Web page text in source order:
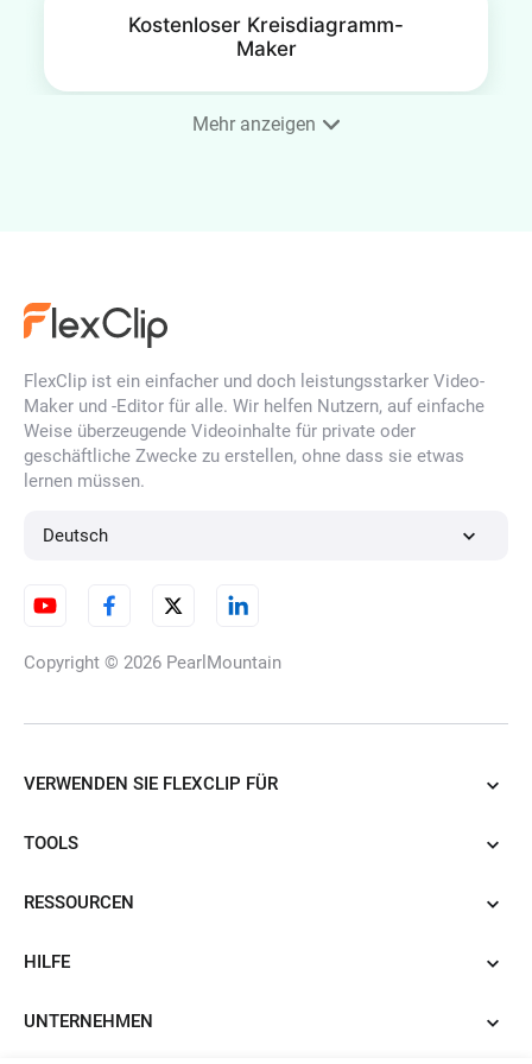
Kostenloser Kreisdiagramm-
Maker
Mehr anzeigen
FlexClip ist ein einfacher und doch leistungsstarker Video-
Maker und -Editor für alle. Wir helfen Nutzern, auf einfache
Weise überzeugende Videoinhalte für private oder
geschäftliche Zwecke zu erstellen, ohne dass sie etwas
lernen müssen.
Deutsch
Copyright © 2026 PearlMountain
VERWENDEN SIE FLEXCLIP FÜR
TOOLS
RESSOURCEN
HILFE
UNTERNEHMEN